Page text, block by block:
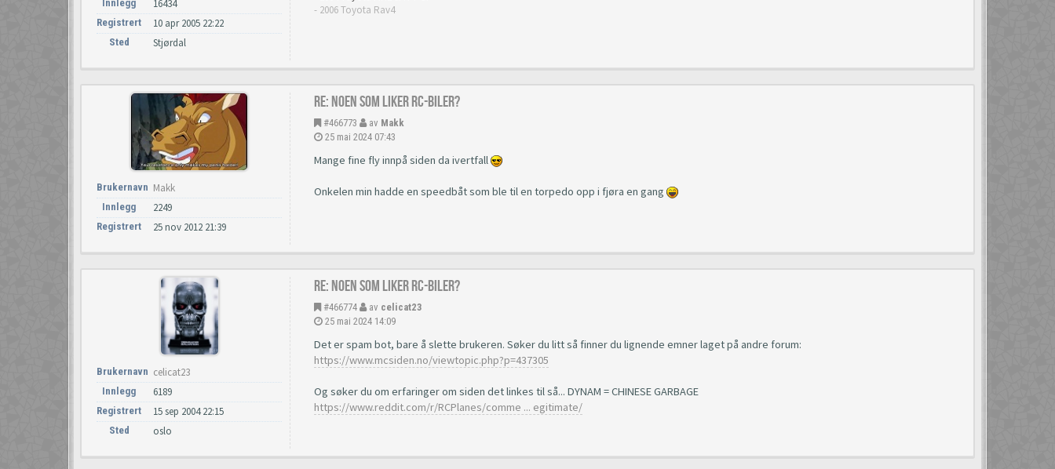
- 2006 Toyota Rav4
Innlegg 16434
Registrert 10 apr 2005 22:22
Sted Stjørdal
Re: Noen som liker RC-biler?
#466773 av Makk
25 mai 2024 07:43
Mange fine fly innpå siden da ivertfall
Onkelen min hadde en speedbåt som ble til en torpedo opp i fjøra en gang
Brukernavn Makk
Innlegg 2249
Registrert 25 nov 2012 21:39
Re: Noen som liker RC-biler?
#466774 av celicat23
25 mai 2024 14:09
Det er spam bot, bare å slette brukeren. Søker du litt så finner du lignende emner laget på andre forum:
https://www.mcsiden.no/viewtopic.php?p=437305
Og søker du om erfaringer om siden det linkes til så... DYNAM = CHINESE GARBAGE
https://www.reddit.com/r/RCPlanes/comme ... egitimate/
Brukernavn celicat23
Innlegg 6189
Registrert 15 sep 2004 22:15
Sted oslo